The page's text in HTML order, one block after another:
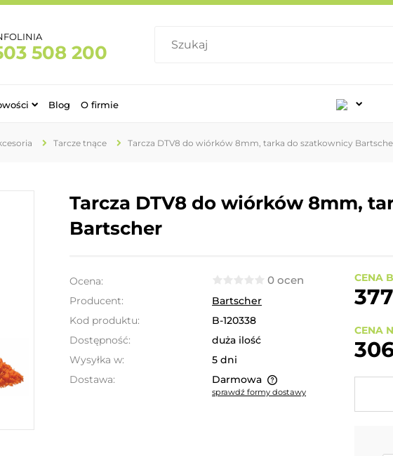
508 200
Blog O firmie
Tarcze tnące Tarcza DTV8 do wiórków 8mm, tarka do szatkownicy
Tarcza DTV8 do wiórków 8mm,
Bartscher
Ocena: 0 ocen
Producent:
Bartscher
Kod produktu:
B-120338
Dostępność:
duża ilość
Wysyłka w:
5 dni
Dostawa:
Darmowa
sprawdź formy dostawy
CENA
CENA